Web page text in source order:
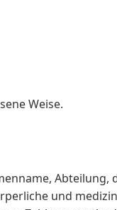
Weise.
Abteilung,
und